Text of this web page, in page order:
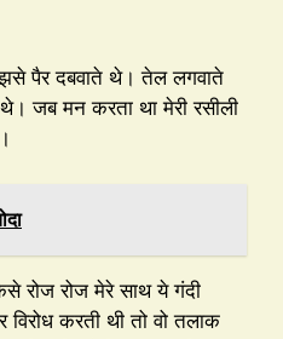
पैर दबवाते थे। तेल लगवाते
जब मन करता था मेरी रसीली
रोज रोज मेरे साथ ये गंदी
करती थी तो वो तलाक